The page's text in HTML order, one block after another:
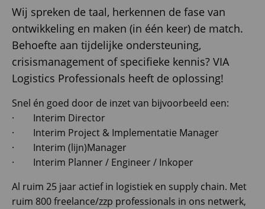
Wij spreken de taal, herkennen de fase van
ontwikkeling en maken (in één keer) de match.
Behoefte aan tijdelijke ondersteuning,
crisismanagement of specifieke kennis? VIA
Logistics Professionals heeft de oplossing!
Snel én goed door de inzet van bijvoorbeeld een:
· Interim Director
· Interim Project & Implementatie Manager
· Interim (lijn)Manager
· Interim Planner / Engineer / Inkoper
Al ruim 25 jaar actief in logistiek en supply chain. Met
ruim 800 freelance/zzp professionals in ons netwerk,